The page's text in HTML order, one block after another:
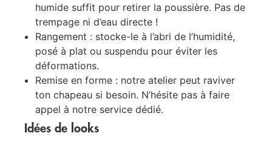
humide suffit pour retirer la poussière. Pas de
trempage ni d’eau directe !
Rangement : stocke-le à l’abri de l’humidité,
posé à plat ou suspendu pour éviter les
déformations.
Remise en forme : notre atelier peut raviver
ton chapeau si besoin. N’hésite pas à faire
appel à notre service dédié.
Idées de looks